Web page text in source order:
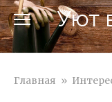
Перейти
к
контенту
Уют
Главная »